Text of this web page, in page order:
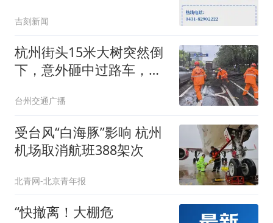
吉刻新闻
杭州街头15米大树突然倒
下，意外砸中过路车，通
半小时恢复，无人员受伤
台州交通广播
受台风“白海豚”影响 杭州
机场取消航班388架次
北青网-北京青年报
“快撤离！大棚危